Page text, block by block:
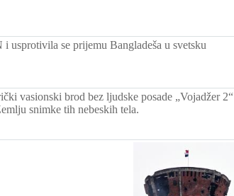
usprotivila se prijemu Bangladeša u svetsku
vasionski brod bez ljudske posade „Vojadžer 2“
snimke tih nebeskih tela.